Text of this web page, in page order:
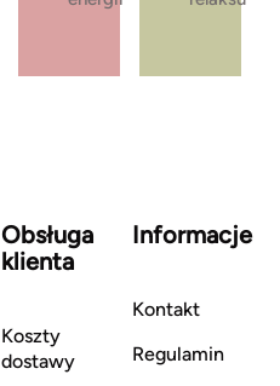
Obsługa
klienta
Koszty
dostawy
Informacje
Kontakt
Regulamin